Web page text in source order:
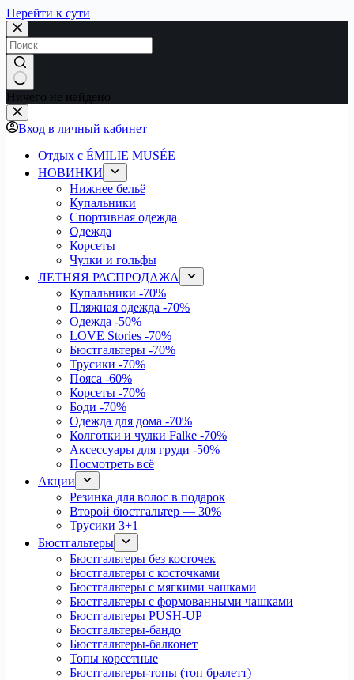
Перейти к сути
Ничего не найдено
Вход в личный кабинет
Отдых с ÉMILIE MUSÉE
НОВИНКИ
Нижнее бельё
Купальники
Спортивная одежда
Одежда
Корсеты
Чулки и гольфы
ЛЕТНЯЯ РАСПРОДАЖА
Купальники -70%
Пляжная одежда -70%
Одежда -50%
LOVE Stories -70%
Бюстгальтеры -70%
Трусики -70%
Пояса -60%
Корсеты -70%
Боди -70%
Одежда для дома -70%
Колготки и чулки Falke -70%
Аксессуары для груди -50%
Посмотреть всё
Акции
Резинка для волос в подарок
Второй бюстгальтер — 30%
Трусики 3+1
Бюстгальтеры
Бюстгальтеры без косточек
Бюстгальтеры с косточками
Бюстгальтеры с мягкими чашками
Бюстгальтеры с формованными чашками
Бюстгальтеры PUSH-UP
Бюстгальтеры-бандо
Бюстгальтеры-балконет
Топы корсетные
Бюстгальтеры-топы (топ бралетт)